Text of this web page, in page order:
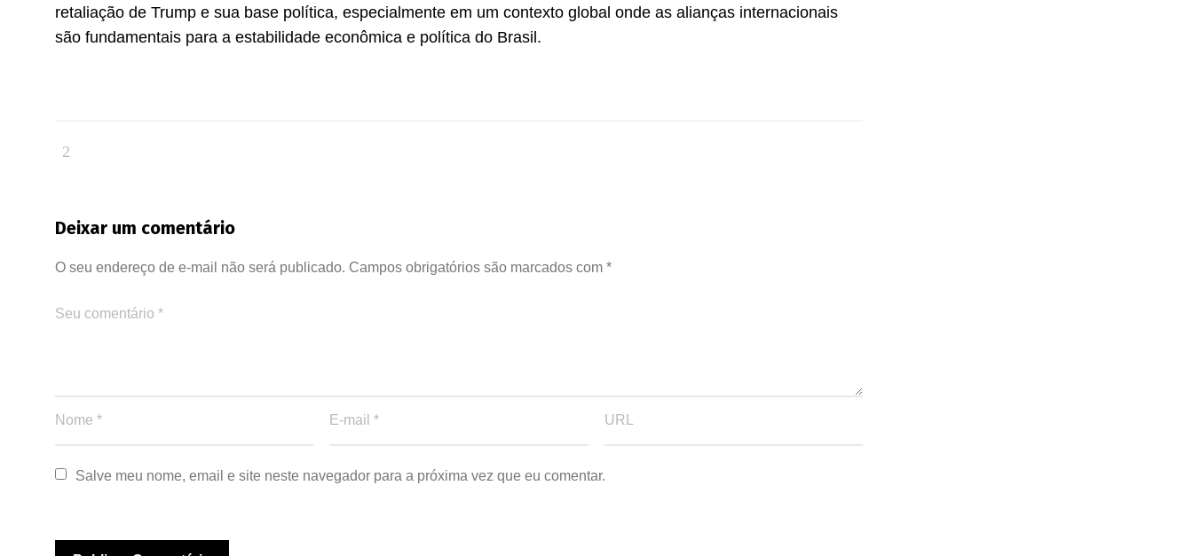
retaliação de Trump e sua base política, especialmente em um contexto global onde as alianças internacionais
são fundamentais para a estabilidade econômica e política do Brasil.
Deixar um comentário
O seu endereço de e-mail não será publicado. Campos obrigatórios são marcados com *
Salve meu nome, email e site neste navegador para a próxima vez que eu comentar.